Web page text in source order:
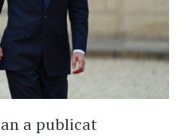
a publicat